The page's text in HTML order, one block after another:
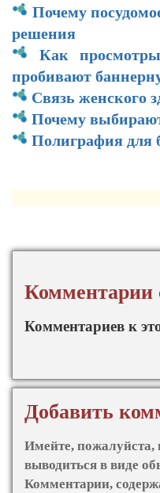
Почему
решения
Как
пробивают
Связь женского
Почему
Полиграфия для
Комментарии
Комментариев к
Добавить
Имейте, пожалуйста,
выводиться в виде
Комментарии,